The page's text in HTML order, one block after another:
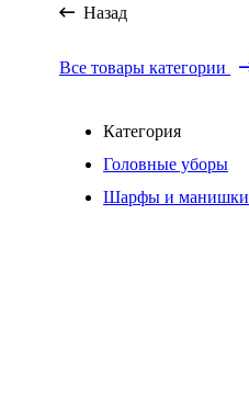
Назад
Все товары категории
Категория
Головные уборы
Шарфы и манишки